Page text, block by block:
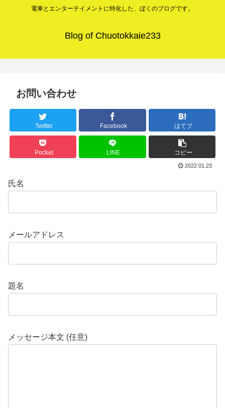
電車とエンターテイメントに特化した、ぼくのブログです。
Blog of Chuotokkaie233
お問い合わせ
Twitter Facebook はてブ
Pocket LINE コピー
2022.01.23
氏名
メールアドレス
題名
メッセージ本文 (任意)